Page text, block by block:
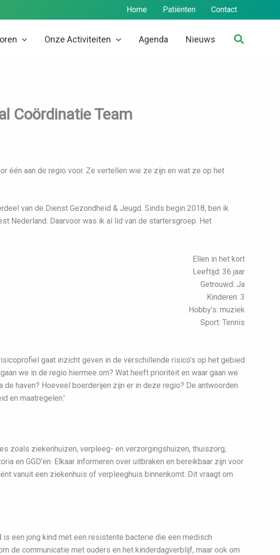
Home Patiënten Contact
Onze Activiteiten Agenda Nieuws Zoeken
Coördinatie Team
één aan de regio voor. Ze vertellen wie ze zijn en wat ze op het
van de Dienst Gezondheid & Jeugd. Sinds begin 2018, ben ik
Nederland. Daarvoor was ik al lid van de startersgroep. Het
Ellen in het kort
Leeftijd: 36 jaar
Getrouwd: Ja
Kinderen: 3
Hobby’s: muziek
Sport: Tennis
gaat inzicht geven in de verschillende risico’s op het gebied
we in de regio hiermee om? Wat heeft prioriteit en waar gaan we
haven? Hoeveel boerderijen zijn er in deze regio? De antwoorden
en maatregelen.’
zoals ziekenhuizen, verpleeg- en verzorgingshuizen, thuiszorg,
en GGD’en. Elkaar informeren over uitbraken en bereikbaar zijn voor
vanuit een ziekenhuis of verpleeghuis binnenkomt. Dit vraagt om
is een jong kind met een resistente bacterie die een medisch
de communicatie met ouders en het kinderdagverblijf, maar ook om